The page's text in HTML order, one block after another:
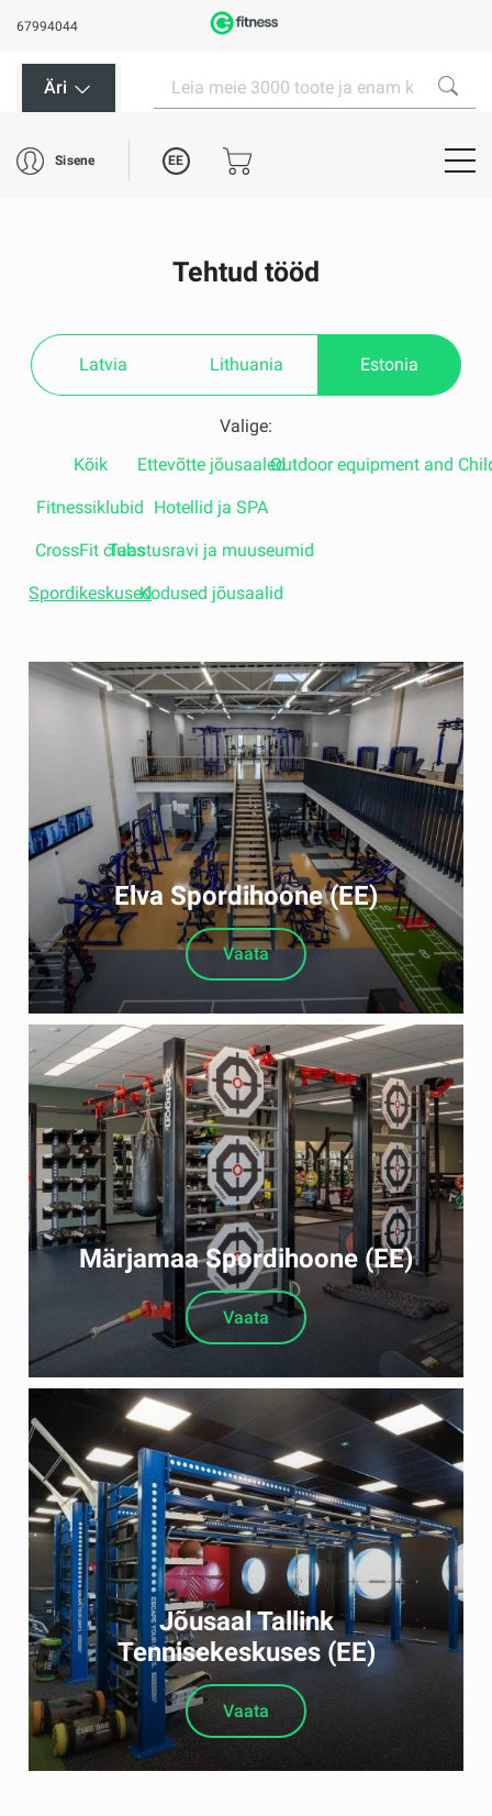
67994044
Äri
Sisene EE
Tehtud tööd
Latvia Lithuania Estonia
Valige:
Kõik
Fitnessiklubid
CrossFit clubs
Spordikeskused
Ettevõtte jõusaaled
Hotellid ja SPA
Taastusravi ja muuseumid
Kodused jõusaalid
Outdoor equipment and
Elva Spordihoone (EE)
Vaata
Märjamaa Spordihoone (EE)
Vaata
Jõusaal Tallink
Tennisekeskuses (EE)
Vaata